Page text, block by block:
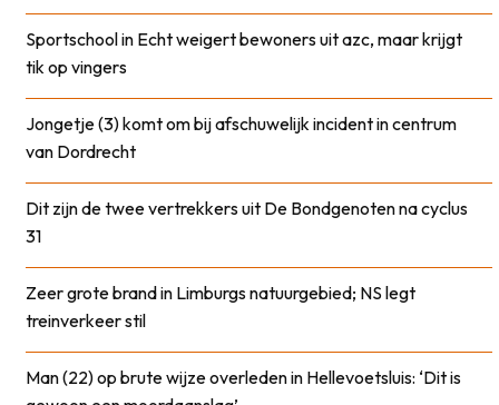
Sportschool in Echt weigert bewoners uit azc, maar krijgt
tik op vingers
Jongetje (3) komt om bij afschuwelijk incident in centrum
van Dordrecht
Dit zijn de twee vertrekkers uit De Bondgenoten na cyclus
31
Zeer grote brand in Limburgs natuurgebied; NS legt
treinverkeer stil
Man (22) op brute wijze overleden in Hellevoetsluis: ‘Dit is